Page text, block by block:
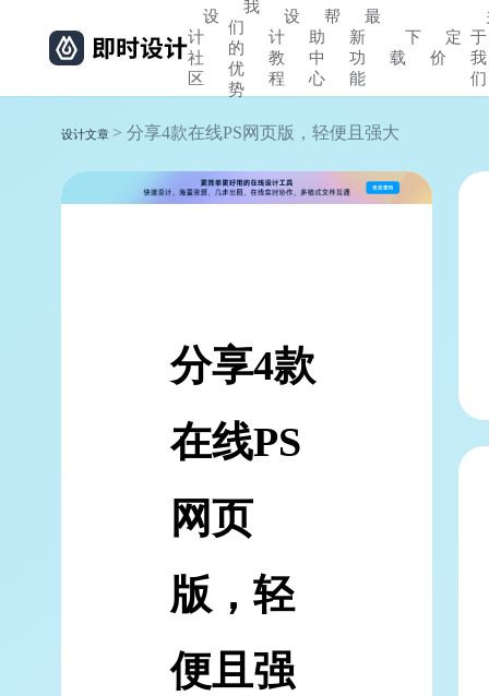
设
计
社
区
我
们
的
优
势
设
计
教
程
帮
助
中
心
最
新
功
能
下
载
定
价
于
我
们
设计文章 > 分享4款在线PS网页版，轻便且强大
分享4款
在线PS
网页
版，轻
便且强